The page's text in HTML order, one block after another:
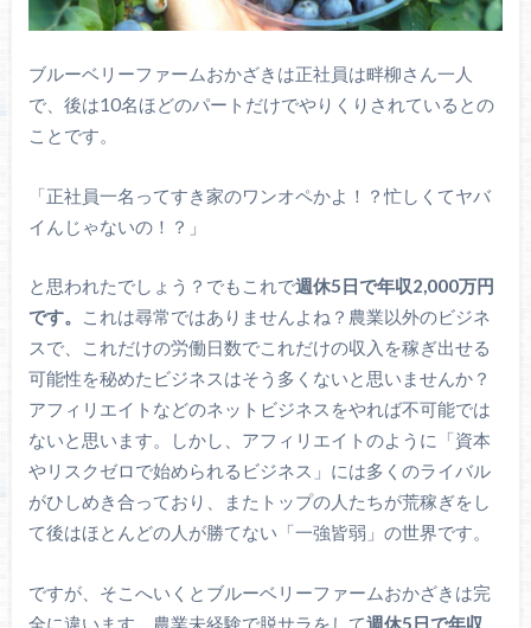
ブルーベリーファームおかざきは正社員は畔柳さん一人
で、後は10名ほどのパートだけでやりくりされているとの
ことです。
「正社員一名ってすき家のワンオペかよ！？忙しくてヤバ
イんじゃないの！？」
と思われたでしょう？でもこれで週休5日で年収2,000万円
です。
これは尋常ではありませんよね？農業以外のビジネ
スで、これだけの労働日数でこれだけの収入を稼ぎ出せる
可能性を秘めたビジネスはそう多くないと思いませんか？
アフィリエイトなどのネットビジネスをやれば不可能では
ないと思います。しかし、アフィリエイトのように「資本
やリスクゼロで始められるビジネス」には多くのライバル
がひしめき合っており、またトップの人たちが荒稼ぎをし
て後はほとんどの人が勝てない「一強皆弱」の世界です。
ですが、そこへいくとブルーベリーファームおかざきは完
全に違います。農業未経験で脱サラをして週休5日で年収